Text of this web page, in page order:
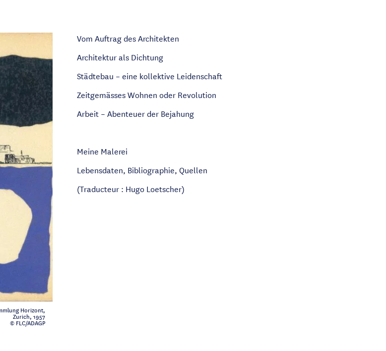
Horizont,
Zurich, 1957
© FLC/ADAGP
Vom Auftrag des Architekten
Architektur als Dichtung
Städtebau – eine kollektive Leidenschaft
Zeitgemässes Wohnen oder Revolution
Arbeit – Abenteuer der Bejahung
Meine Malerei
Lebensdaten, Bibliographie, Quellen
(Traducteur : Hugo Loetscher)